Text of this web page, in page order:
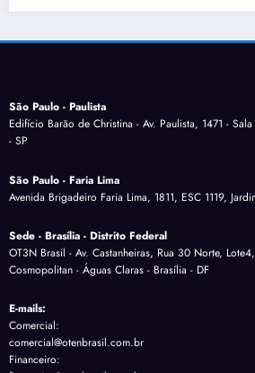
São Paulo - Paulista
Edifício Barão de Christina - Av. Paulista, 1471 -
- SP
São Paulo - Faria Lima
Avenida Brigadeiro Faria Lima, 1811, ESC 1119,
Sede - Brasília - Distrito Federal
OT3N Brasil - Av. Castanheiras, Rua 30 Norte,
Cosmopolitan - Águas Claras - Brasília - DF
E-mails:
Comercial:
comercial@otenbrasil.com.br
Financeiro: